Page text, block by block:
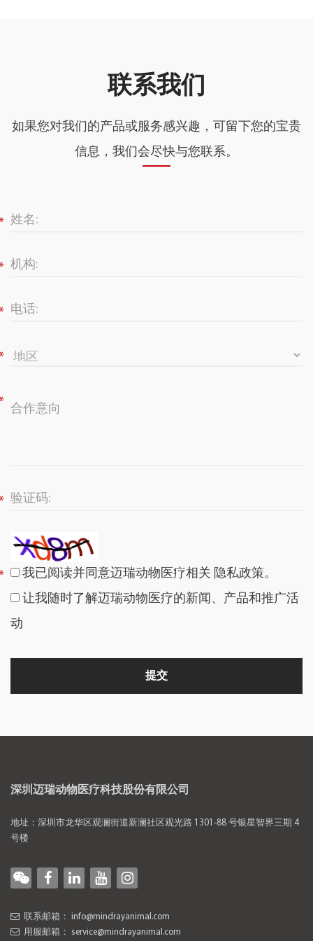
联系我们
如果您对我们的产品或服务感兴趣，可留下您的宝贵
信息，我们会尽快与您联系。
我已阅读并同意迈瑞动物医疗相关 隐私政策。
让我随时了解迈瑞动物医疗的新闻、产品和推广活
动
深圳迈瑞动物医疗科技股份有限公司
地址：深圳市龙华区观澜街道新澜社区观光路 1301-88 号银星智界三期 4
号楼
联系邮箱： info@mindrayanimal.com
用服邮箱： service@mindrayanimal.com